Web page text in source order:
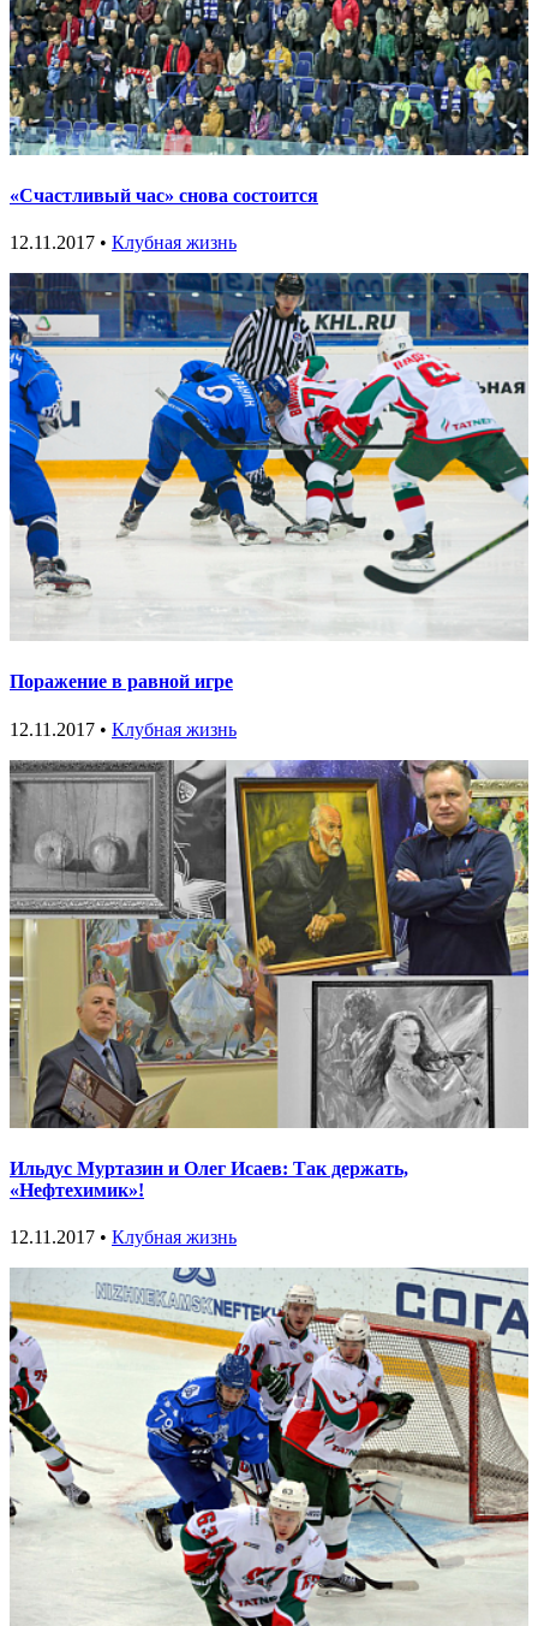
«Счастливый час» снова состоится
12.11.2017 • Клубная жизнь
Поражение в равной игре
12.11.2017 • Клубная жизнь
Ильдус Муртазин и Олег Исаев: Так держать,
«Нефтехимик»!
12.11.2017 • Клубная жизнь